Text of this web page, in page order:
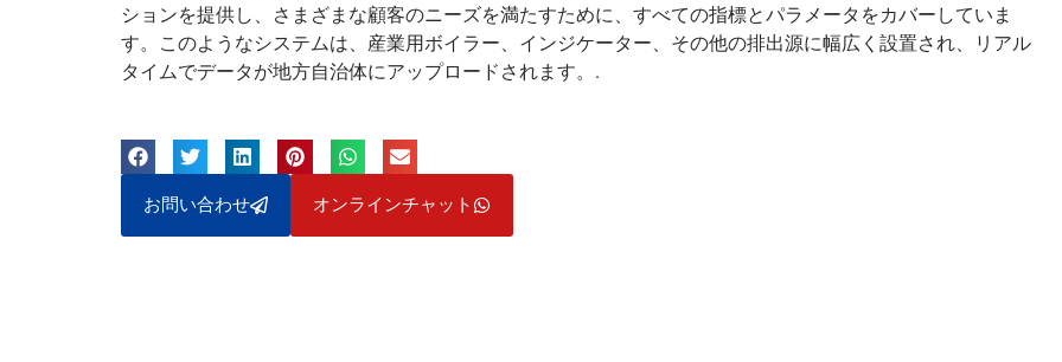
ションを提供し、さまざまな顧客のニーズを満たすために、すべての指標とパラメータをカバーしていま
す。このようなシステムは、産業用ボイラー、インジケーター、その他の排出源に幅広く設置され、リアル
タイムでデータが地方自治体にアップロードされます。.
お問い合わせ オンラインチャット